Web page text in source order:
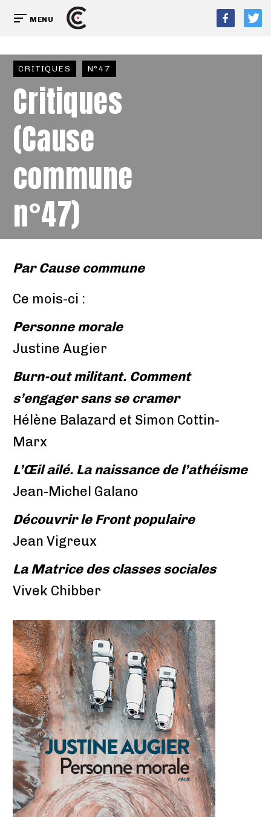
MENU
CRITIQUES N°47
Critiques
(Cause
commune
n°47)
ParCause commune
Ce mois-ci :
Personne morale
Justine Augier
Burn-out militant. Comment
s’engager sans se cramer
Hélène Balazard et Simon Cottin-
Marx
L’Œil ailé. La naissance de l’athéisme
Jean-Michel Galano
Découvrir le Front populaire
Jean Vigreux
La Matrice des classes sociales
Vivek Chibber